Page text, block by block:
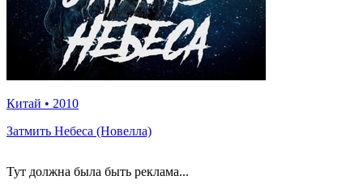
Китай • 2010
Затмить Небеса (Новелла)
Тут должна была быть реклама...